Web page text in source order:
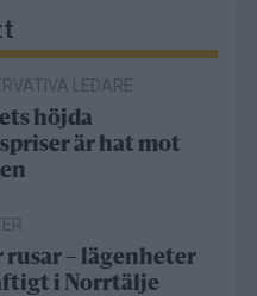
LEDARE
höjda
är hat mot
rusar – lägenheter
i Norrtälje